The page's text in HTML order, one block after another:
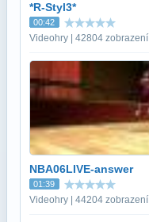
*R-Styl3*
00:42
Videohry | 42804 zobrazení
NBA06LIVE-answer
01:39
Videohry | 44204 zobrazení